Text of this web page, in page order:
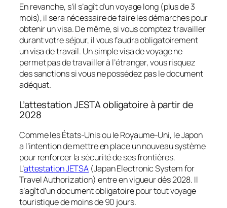
En revanche, s’il s’agît d’un voyage long (plus de 3
mois), il sera nécessaire de faire les démarches pour
obtenir un visa. De même, si vous comptez travailler
durant votre séjour, il vous faudra obligatoirement
un visa de travail. Un simple visa de voyage ne
permet pas de travailler à l’étranger, vous risquez
des sanctions si vous ne possédez pas le document
adéquat.
L’attestation JESTA obligatoire à partir de
2028
Comme les États-Unis ou le Royaume-Uni, le Japon
a l’intention de mettre en place un nouveau système
pour renforcer la sécurité de ses frontières.
L’attestation JETSA (Japan Electronic System for
Travel Authorization) entre en vigueur dès 2028. Il
s’agît d’un document obligatoire pour tout voyage
touristique de moins de 90 jours.